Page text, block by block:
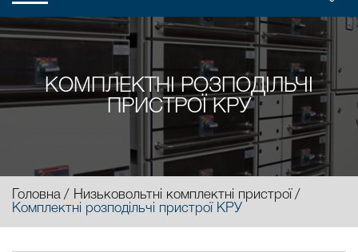
КОМПЛЕКТНІ РОЗПОДІЛЬЧІ
ПРИСТРОЇ КРУ
Головна
Низьковольтні комплектні пристрої
Комплектні розподільчі пристрої КРУ